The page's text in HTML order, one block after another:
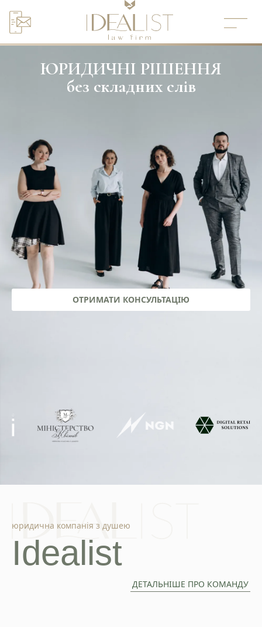
Перейти
до
ЮРИДИЧНІ РІШЕННЯ
без складних слів
ОТРИМАТИ КОНСУЛЬТАЦІЮ
юридична компанія з душею
Idealist
ДЕТАЛЬНІШЕ ПРО КОМАНДУ